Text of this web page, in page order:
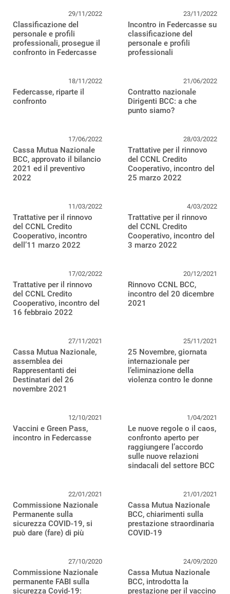
29/11/2022
Classificazione del
personale e profili
professionali, prosegue il
confronto in Federcasse
23/11/2022
Incontro in Federcasse su
classificazione del
personale e profili
professionali
18/11/2022
Federcasse, riparte il
confronto
21/06/2022
Contratto nazionale
Dirigenti BCC: a che
punto siamo?
17/06/2022
Cassa Mutua Nazionale
BCC, approvato il bilancio
2021 ed il preventivo
2022
28/03/2022
Trattative per il rinnovo
del CCNL Credito
Cooperativo, incontro del
25 marzo 2022
11/03/2022
Trattative per il rinnovo
del CCNL Credito
Cooperativo, incontro
dell’11 marzo 2022
4/03/2022
Trattative per il rinnovo
del CCNL Credito
Cooperativo, incontro del
3 marzo 2022
17/02/2022
Trattative per il rinnovo
del CCNL Credito
Cooperativo, incontro del
16 febbraio 2022
20/12/2021
Rinnovo CCNL BCC,
incontro del 20 dicembre
2021
27/11/2021
Cassa Mutua Nazionale,
assemblea dei
Rappresentanti dei
Destinatari del 26
novembre 2021
25/11/2021
25 Novembre, giornata
internazionale per
l’eliminazione della
violenza contro le donne
12/10/2021
Vaccini e Green Pass,
incontro in Federcasse
1/04/2021
Le nuove regole o il caos,
confronto aperto per
raggiungere l’accordo
sulle nuove relazioni
sindacali del settore BCC
22/01/2021
Commissione Nazionale
Permanente sulla
sicurezza COVID-19, si
può dare (fare) di più
21/01/2021
Cassa Mutua Nazionale
BCC, chiarimenti sulla
prestazione straordinaria
COVID-19
27/10/2020
Commissione Nazionale
permanente FABI sulla
sicurezza Covid-19:
24/09/2020
Cassa Mutua Nazionale
BCC, introdotta la
prestazione per il vaccino